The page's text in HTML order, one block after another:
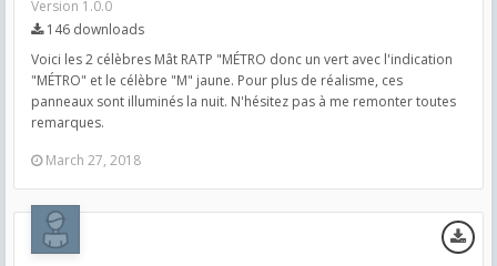
Version 1.0.0
146 downloads
Voici les 2 célèbres Mât RATP "MÉTRO donc un vert avec l'indication
"MÉTRO" et le célèbre "M" jaune. Pour plus de réalisme, ces
panneaux sont illuminés la nuit. N'hésitez pas à me remonter toutes
remarques.
March 27, 2018